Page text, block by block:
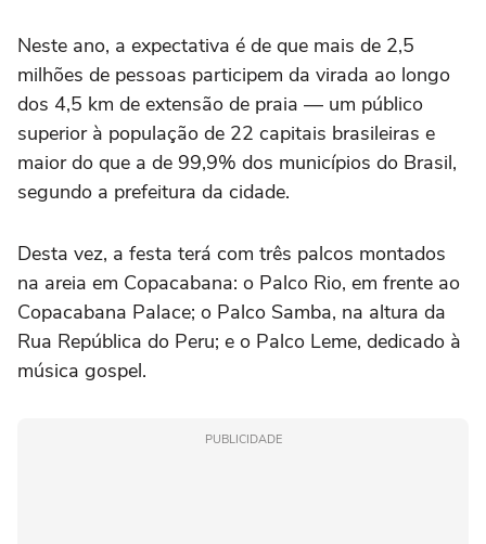
Neste ano, a expectativa é de que mais de 2,5
milhões de pessoas participem da virada ao longo
dos 4,5 km de extensão de praia — um público
superior à população de 22 capitais brasileiras e
maior do que a de 99,9% dos municípios do Brasil,
segundo a prefeitura da cidade.
Desta vez, a festa terá com três palcos montados
na areia em Copacabana: o Palco Rio, em frente ao
Copacabana Palace; o Palco Samba, na altura da
Rua República do Peru; e o Palco Leme, dedicado à
música gospel.
PUBLICIDADE